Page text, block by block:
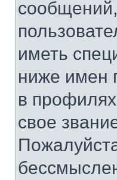
иметь
ниже имен
в
свое